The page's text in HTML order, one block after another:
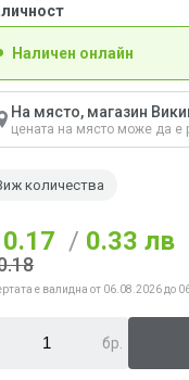
Наличен онлайн
На място, магазин
цената на място може да е
количества
/ 0.33 лв
е валидна от 06.08.2026 до
бр.